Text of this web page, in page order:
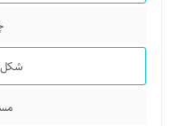
شکل